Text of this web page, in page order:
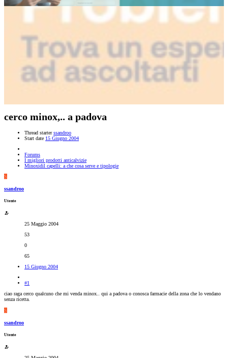
cerco minox,.. a padova
Thread starter ssandroo
Start date 15 Giugno 2004
Forums
I migliori prodotti anticalvizie
Minoxidil capelli: a che cosa serve e tipologie
S
ssandroo
Utente
25 Maggio 2004
53
0
65
15 Giugno 2004
#1
ciao raga cerco qualcuno che mi venda minox.. qui a padova o conosca farmacie della zona che lo vendano
senza ricetta.
S
ssandroo
Utente